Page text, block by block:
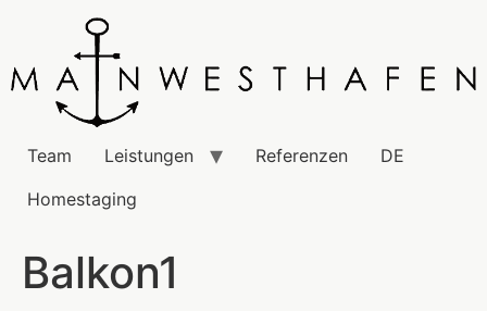
Team Leistungen Referenzen
DE
Homestaging
Balkon1